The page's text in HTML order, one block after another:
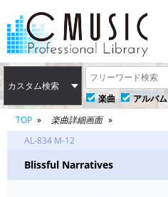
カスタム検索
楽曲
アルバム
TOP
楽曲詳細画面
AL-834 M-12
Blissful Narratives